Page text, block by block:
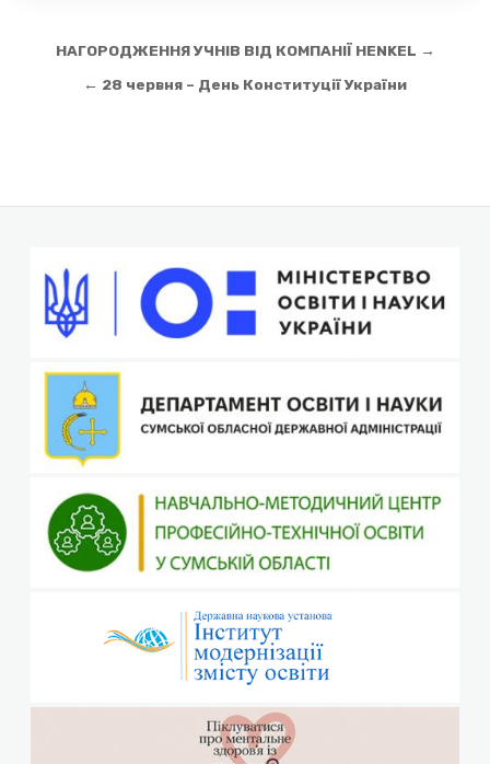
Навігація
записів
НАГОРОДЖЕННЯ УЧНІВ ВІД КОМПАНІЇ HENKEL →
← 28 червня – День Конституції України